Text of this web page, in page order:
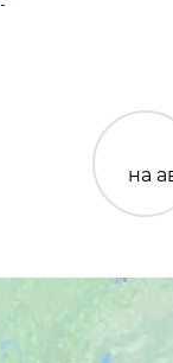
на